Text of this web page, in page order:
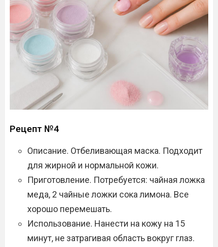
Рецепт №4
Описание. Отбеливающая маска. Подходит
для жирной и нормальной кожи.
Приготовление. Потребуется: чайная ложка
меда, 2 чайные ложки сока лимона. Все
хорошо перемешать.
Использование. Нанести на кожу на 15
минут, не затрагивая область вокруг глаз.